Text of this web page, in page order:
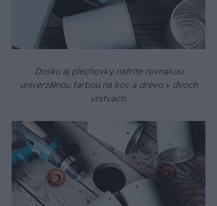
Dosku aj plechovky natrite rovnakou
univerzálnou farbou na kov a drevo v dvoch
vrstvách.